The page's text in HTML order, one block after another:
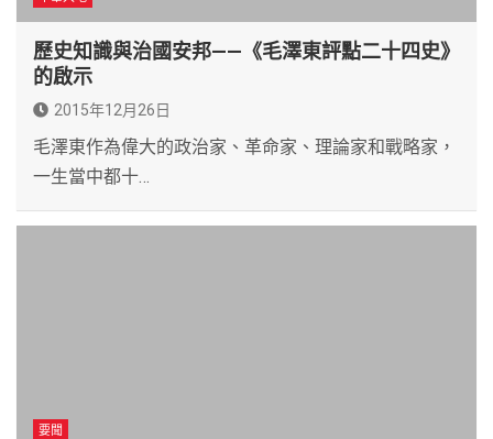
歷史知識與治國安邦——《毛澤東評點二十四史》
的啟示
2015年12月26日
毛澤東作為偉大的政治家、革命家、理論家和戰略家，
一生當中都十…
要聞